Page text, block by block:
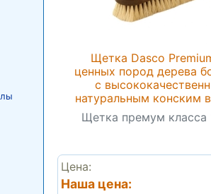
Щетка Dasco
ценных пород дерева
с
натуральным конским
Щетка премум класса
Цена:
Наша цена: